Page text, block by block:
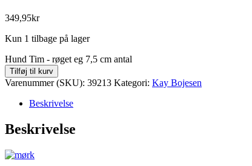
349,95kr
Kun 1 tilbage på lager
Hund Tim - røget eg 7,5 cm antal
Tilføj til kurv
Varenummer (SKU): 39213 Kategori: Kay Bojesen
Beskrivelse
Beskrivelse